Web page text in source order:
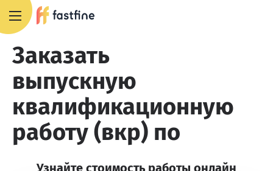
Заказать
выпускную
квалификационную
работу (вкр) по
Узнайте стоимость работы онлайн